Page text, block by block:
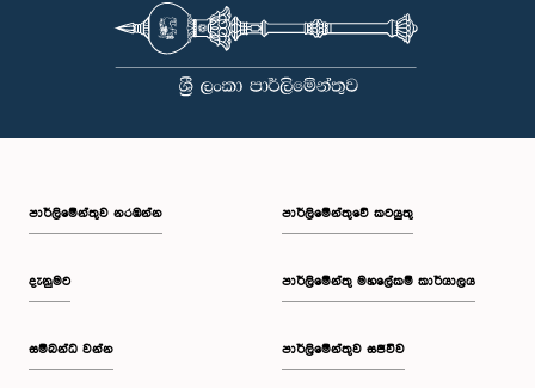
පාර්ලි‌මේන්තුව නරඹන්න
දැනුමට
සම්බන්ධ වන්න
පාර්ලිමේන්තුවේ කටයුතු
පාර්ලිමේන්තු මහලේකම් කාර්යාලය
පාර්ලිමේන්තුව සජීවීව